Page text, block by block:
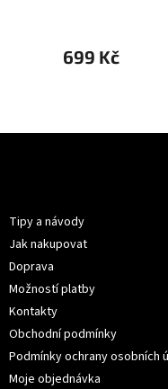
699 Kč
Tipy a návody
Jak nakupovat
Doprava
Možností platby
Kontakty
Obchodní podmínky
Podmínky ochrany osobních
Moje objednávka